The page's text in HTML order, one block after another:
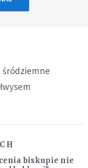
śródziemne
biskupie nie